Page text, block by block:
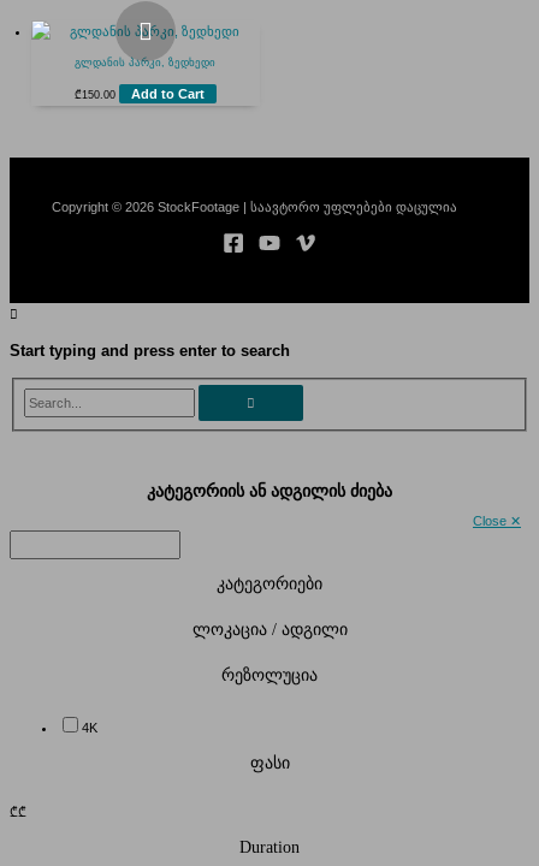
გლდანის პარკი, ზედხედი
₾ 150.00 Add to Cart
Copyright © 2026 StockFootage | საავტორო უფლებები დაცულია
Start typing and press enter to search
Search...
Close ✕
კატეგორიის ან ადგილის ძიება
კატეგორიები
ლოკაცია / ადგილი
რეზოლუცია
4K
ფასი
₾₾
Duration